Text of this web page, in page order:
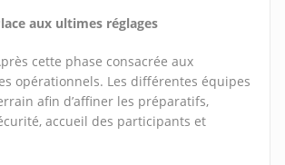
aux ultimes réglages
cette phase consacrée aux
opérationnels. Les différentes équipes
afin d’affiner les préparatifs,
accueil des participants et